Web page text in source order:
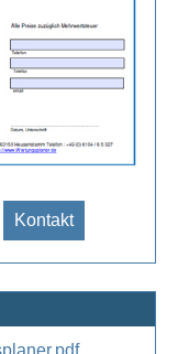
Kontakt